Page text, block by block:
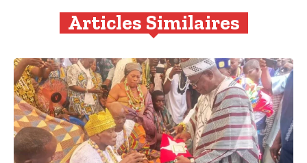
Articles Similaires